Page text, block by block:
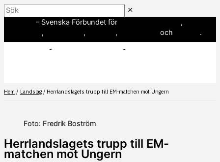
Hoppa
till
Sök
– Svenska Förbundet för
,
, , , och .
Hem Landslag Herrlandslagets trupp till EM-matchen mot Ungern
Foto: Fredrik Boström
Herrlandslagets trupp till EM-
matchen mot Ungern